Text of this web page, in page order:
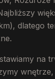
dlatego
na